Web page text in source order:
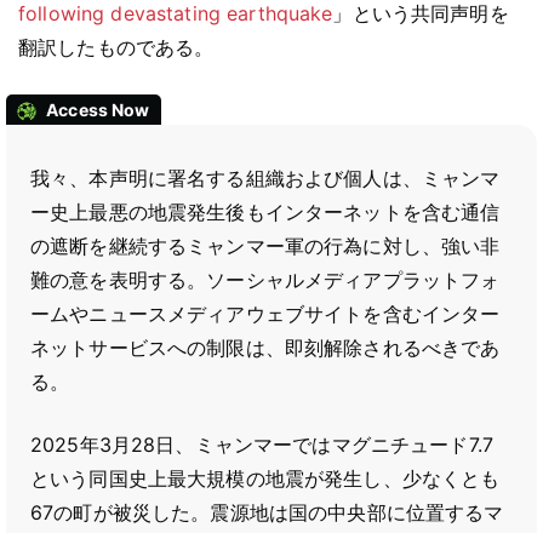
following devastating earthquake 」という共同声明を
翻訳したものである。
Access Now
我々、本声明に署名する組織および個人は、ミャンマ
ー史上最悪の地震発生後もインターネットを含む通信
の遮断を継続するミャンマー軍の行為に対し、強い非
難の意を表明する。ソーシャルメディアプラットフォ
ームやニュースメディアウェブサイトを含むインター
ネットサービスへの制限は、即刻解除されるべきであ
る。
2025年3月28日、ミャンマーではマグニチュード7.7
という同国史上最大規模の地震が発生し、少なくとも
67の町が被災した。震源地は国の中央部に位置するマ